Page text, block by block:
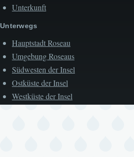
Unterkunft
Unterwegs
Hauptstadt Roseau
Umgebung Roseaus
Südwesten der Insel
Ostküste der Insel
Westküste der Insel